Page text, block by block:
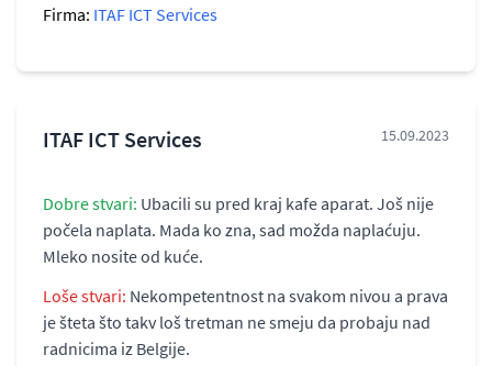
Firma: ITAF ICT Services
ITAF ICT Services 15.09.2023
Dobre stvari: Ubacili su pred kraj kafe aparat. Još nije
počela naplata. Mada ko zna, sad možda naplaćuju.
Mleko nosite od kuće.
Loše stvari: Nekompetentnost na svakom nivou a prava
je šteta što takv loš tretman ne smeju da probaju nad
radnicima iz Belgije.